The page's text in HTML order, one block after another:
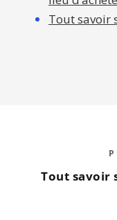
Tout savoir
Tout savoir